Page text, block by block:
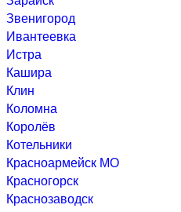
Звенигород
Ивантеевка
Истра
Кашира
Клин
Коломна
Королёв
Котельники
Красноармейск МО
Красногорск
Краснозаводск